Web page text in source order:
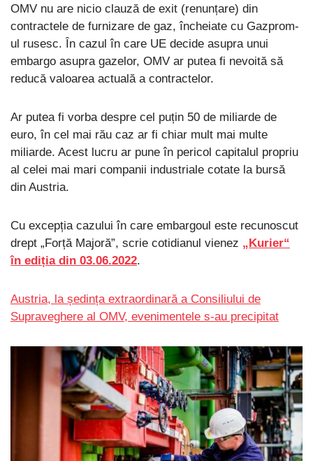
OMV nu are nicio clauză de exit (renunțare) din
contractele de furnizare de gaz, încheiate cu Gazprom-
ul rusesc. În cazul în care UE decide asupra unui
embargo asupra gazelor, OMV ar putea fi nevoită să
reducă valoarea actuală a contractelor.
Ar putea fi vorba despre cel puțin 50 de miliarde de
euro, în cel mai rău caz ar fi chiar mult mai multe
miliarde. Acest lucru ar pune în pericol capitalul propriu
al celei mai mari companii industriale cotate la bursă
din Austria.
Cu excepția cazului în care embargoul este recunoscut
drept „Forță Majoră”, scrie cotidianul vienez „Kurier“
în ediția din 03.06.2022.
Austria, la ședința extraordinară a Consiliului de
Supraveghere al OMV, evenimentele s-au precipitat